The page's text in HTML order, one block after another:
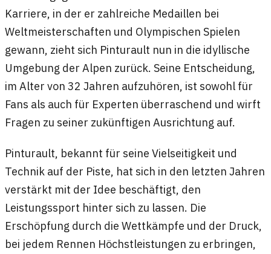
Karriere, in der er zahlreiche Medaillen bei
Weltmeisterschaften und Olympischen Spielen
gewann, zieht sich Pinturault nun in die idyllische
Umgebung der Alpen zurück. Seine Entscheidung,
im Alter von 32 Jahren aufzuhören, ist sowohl für
Fans als auch für Experten überraschend und wirft
Fragen zu seiner zukünftigen Ausrichtung auf.
Pinturault, bekannt für seine Vielseitigkeit und
Technik auf der Piste, hat sich in den letzten Jahren
verstärkt mit der Idee beschäftigt, den
Leistungssport hinter sich zu lassen. Die
Erschöpfung durch die Wettkämpfe und der Druck,
bei jedem Rennen Höchstleistungen zu erbringen,